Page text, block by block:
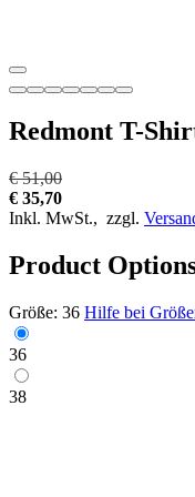
Redmont T-
€ 51,00
€ 35,70
Inkl. MwSt., zzgl.
Product
Größe: 36 Hilfe bei
36
38